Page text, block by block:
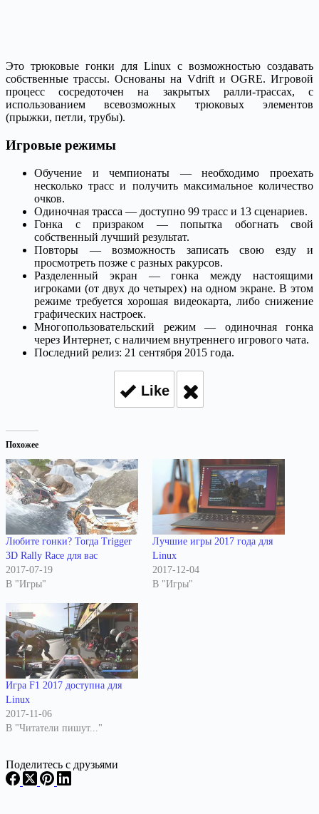
Это трюковые гонки для Linux с возможностью создавать
собственные трассы. Основаны на Vdrift и OGRE. Игровой
процесс сосредоточен на закрытых ралли-трассах, с
использованием всевозможных трюковых элементов
(прыжки, петли, трубы).
Игровые режимы
Обучение и чемпионаты — необходимо проехать
несколько трасс и получить максимальное количество
очков.
Одиночная трасса — доступно 99 трасс и 13 сценариев.
Гонка с призраком — попытка обогнать свой
собственный лучший результат.
Повторы — возможность записать свою езду и
просмотреть позже с разных ракурсов.
Разделенный экран — гонка между настоящими
игроками (от двух до четырех) на одном экране. В этом
режиме требуется хорошая видеокарта, либо снижение
графических настроек.
Многопользовательский режим — одиночная гонка
через Интернет, с наличием внутреннего игрового чата.
Последний релиз: 21 сентября 2015 года.
Like
Похожее
Любите гонки? Тогда Trigger
3D Rally Race для вас
2017-07-19
В "Игры"
Лучшие игры 2017 года для
Linux
2017-12-04
В "Игры"
Игра F1 2017 доступна для
Linux
2017-11-06
В "Читатели пишут..."
Поделитесь с друзьями